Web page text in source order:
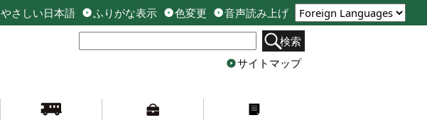
やさしい日本語 ふりがな表示 色変更
音声読み上げ
検索
サイトマップ